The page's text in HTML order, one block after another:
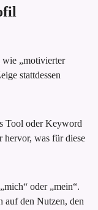
wie „motivierter
stattdessen
Tool oder Keyword
hervor, was für diese
oder „mein“.
auf den Nutzen, den